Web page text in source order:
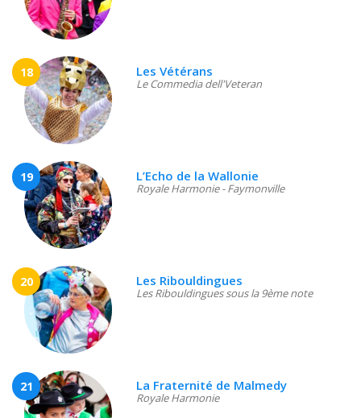
18 Les Vétérans
Le Commedia dell'Veteran
19 L’Echo de la Wallonie
Royale Harmonie - Faymonville
20 Les Ribouldingues
Les Ribouldingues sous la 9ème note
21 La Fraternité de Malmedy
Royale Harmonie